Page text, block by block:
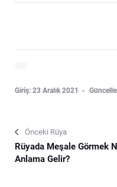
Giriş: 23 Aralık 2021
Önceki Rüya
Rüyada Meşale Görmek
Anlama Gelir?